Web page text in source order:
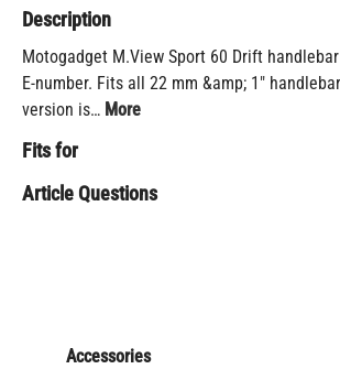
Description
Motogadget M.View Sport 60 Drift
E-number. Fits all 22 mm &amp; 1"
version is… More
Fits for
Article Questions
Accessories